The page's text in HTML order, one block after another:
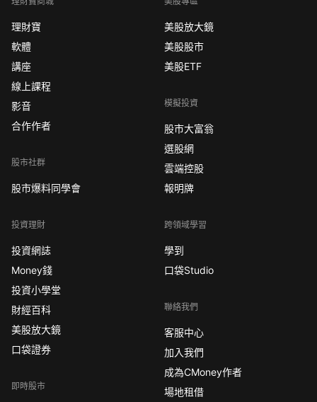
理財寶
軟體
講座
線上課程
影音
合作作者
股市社群
股市爆料同學會
投資理財
投資網誌
Money錢
投資小學堂
財經百科
美股放大鏡
口袋證券
即時股市
美股放大鏡
美股股市
美股ETF
模擬投資
股市大富翁
選股網
雲端控股
報明牌
跨領域學習
學到
口袋Studio
聯絡我們
客服中心
加入我們
成為CMoney作者
場地租借